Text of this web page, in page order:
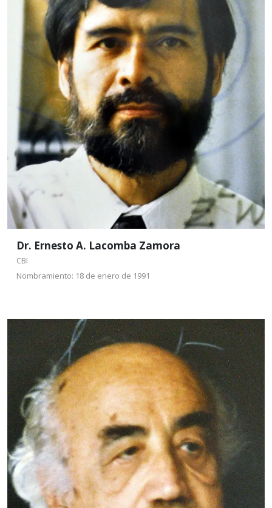
Dr. Ernesto A. Lacomba Zamora
CBI
Nombramiento: 18 de enero de 1991
de 1991
México, D.F. 1945-2012. Estudió en México a la vez
Ingeniería y Física y Matemáticas.
Leer más
Dr. José Porfirio
Miranda de la Parra
CSH
Nombramiento: 18 de enero
de 1991
Como miembro de la Compañía de Jesús hizo
estudios de licenciatura y Maestría sobre Filosofía
en Loyola University de los Ángeles California, EUA.